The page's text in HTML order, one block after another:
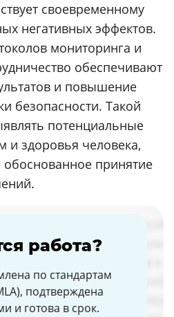
своевременному
негативных эффектов.
мониторинга и
обеспечивают
и повышение
безопасности. Такой
потенциальные
и здоровья человека,
принятие
работа?
по стандартам
подтверждена
и готова в срок.